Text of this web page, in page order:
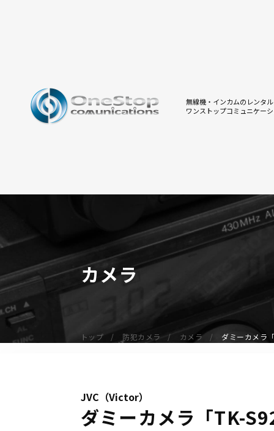
無線機・インカムのレンタ
ワンストップコミュニケー
デジタル無線機（登録局）
デジタル無線機（免許局）
アマチュア無線機
カメラ
トップ 防犯カメラ カメラ ダミーカメラ
JVC（Victor）
ダミーカメラ「TK-